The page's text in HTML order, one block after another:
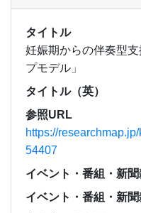
タイトル
妊娠期からの伴奏型
プモデル」
タイトル（英）
参照URL
https://
54407
イベント・番組・新聞
イベント・番組・新聞